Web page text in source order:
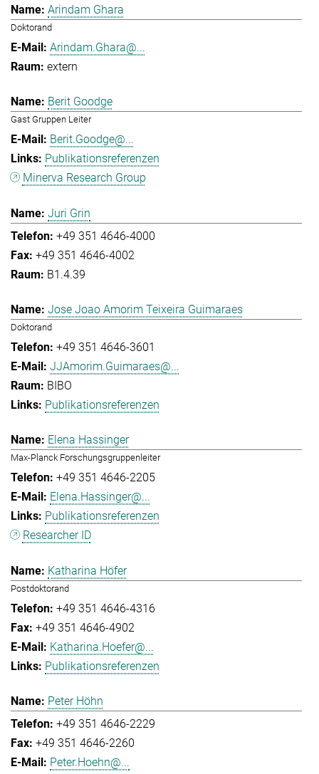
Arindam Ghara
Doktorand
Arindam.Ghara@...
extern
Berit Goodge
Gast Gruppen Leiter
Berit.Goodge@...
Publikationsreferenzen
Minerva Research Group
Juri Grin
+49 351 4646-4000
+49 351 4646-4002
B1.4.39
Jose Joao Amorim Teixeira Guimaraes
Doktorand
+49 351 4646-3601
JJAmorim.Guimaraes@...
BIBO
Publikationsreferenzen
Elena Hassinger
Max-Planck Forschungsgruppenleiter
+49 351 4646-2205
Elena.Hassinger@...
Publikationsreferenzen
Researcher ID
Katharina Höfer
Postdoktorand
+49 351 4646-4316
+49 351 4646-4902
Katharina.Hoefer@...
Publikationsreferenzen
Peter Höhn
+49 351 4646-2229
+49 351 4646-2260
Peter.Hoehn@...